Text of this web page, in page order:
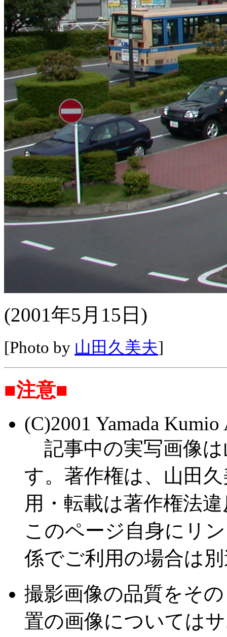
(2001年5月15日)
[Photo by 山田久美夫]
■注意■
(C)2001 Yamada
記事中の実写画像
す。著作権は、山田
用・転載は著作権法
このページ自身にリ
係でご利用の場合は
撮影画像の品質をそ
置の画像については